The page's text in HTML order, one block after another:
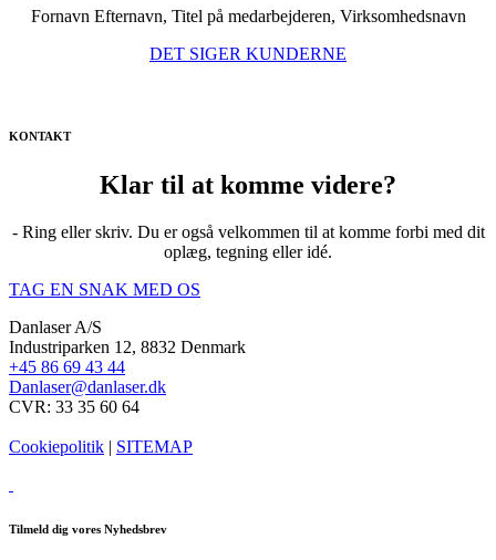
Fornavn Efternavn, Titel på medarbejderen, Virksomhedsnavn
DET SIGER KUNDERNE
KONTAKT
Klar til at komme videre?
- Ring eller skriv. Du er også velkommen til at komme forbi med dit
oplæg, tegning eller idé.
TAG EN SNAK MED OS
Danlaser A/S
Industriparken 12, 8832 Denmark
+45 86 69 43 44
Danlaser@danlaser.dk
CVR: 33 35 60 64
Cookiepolitik | SITEMAP
Tilmeld dig vores Nyhedsbrev